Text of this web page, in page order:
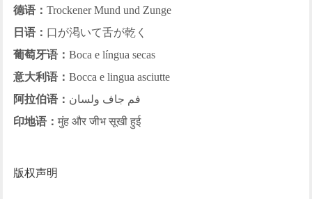
德语：Trockener Mund und Zunge
日语： 口が渇いて舌が乾く
葡萄牙语：Boca e língua secas
意大利语：Bocca e lingua asciutte
阿拉伯语： فم جاف ولسان
印地语：मुंह और जीभ सूखी हुई
版权声明